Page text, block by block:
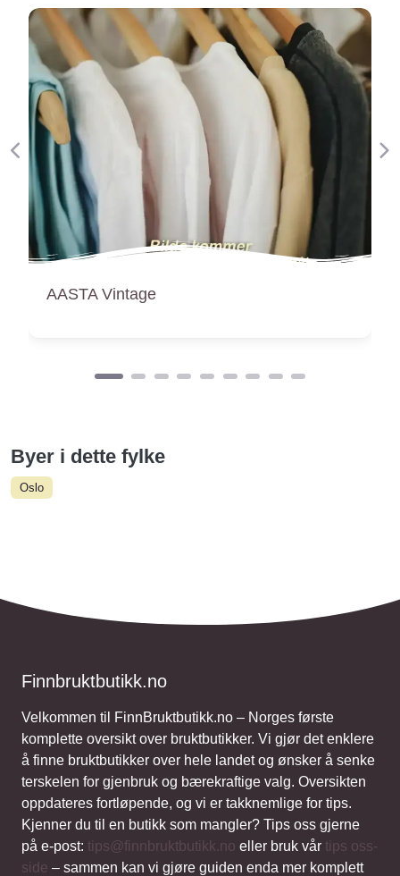
Aces! Vintage
Forige
Byer i dette fylke
Oslo
Finnbruktbutikk.no
Velkommen til FinnBruktbutikk.no – Norges første
komplette oversikt over bruktbutikker. Vi gjør det enklere
å finne bruktbutikker over hele landet og ønsker å senke
terskelen for gjenbruk og bærekraftige valg. Oversikten
oppdateres fortløpende, og vi er takknemlige for tips.
Kjenner du til en butikk som mangler? Tips oss gjerne
på e-post: tips@finnbruktbutikk.no eller bruk vår tips oss-
side – sammen kan vi gjøre guiden enda mer komplett